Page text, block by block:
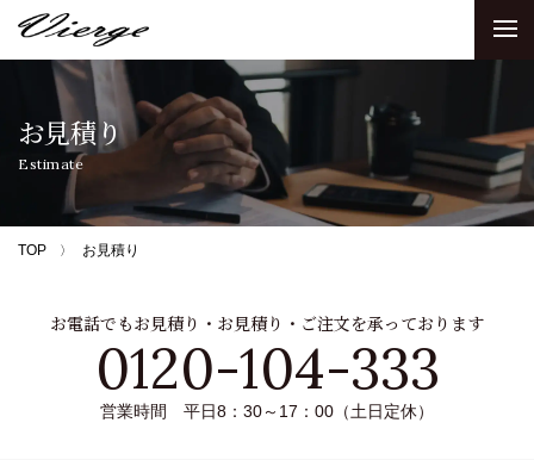
お見積り
Estimate
TOP お見積り
お電話でもお見積り・お見積り・ご注文を承っております
0120-104-333
営業時間 平日8：30～17：00（土日定休）